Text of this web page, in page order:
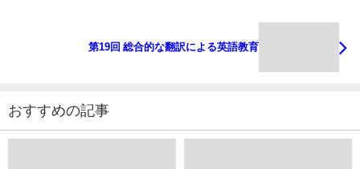
第19回 総合的な翻訳による英語教育
おすすめの記事